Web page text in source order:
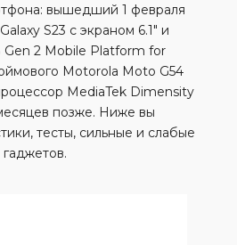
вышедший 1 февраля
S23 с экраном 6.1″ и
Gen 2 Mobile Platform for
Motorola Moto G54
MediaTek Dimensity
позже. Ниже вы
тесты, сильные и слабые